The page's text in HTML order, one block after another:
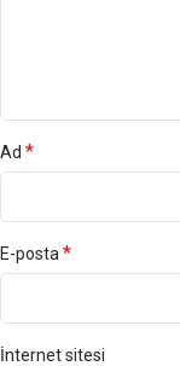
Ad *
E-posta *
İnternet sitesi